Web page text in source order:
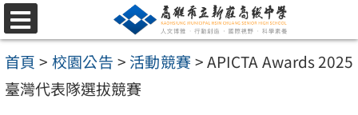
跳
至
主
要
選
單
首頁 > 校園公告 > 活動競賽 >APICTA Awards 2025
臺灣代表隊選拔競賽